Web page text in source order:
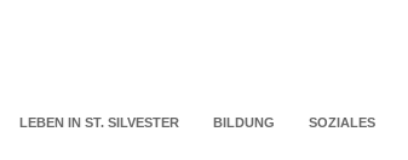
LEBEN IN ST. SILVESTER BILDUNG SOZIALES